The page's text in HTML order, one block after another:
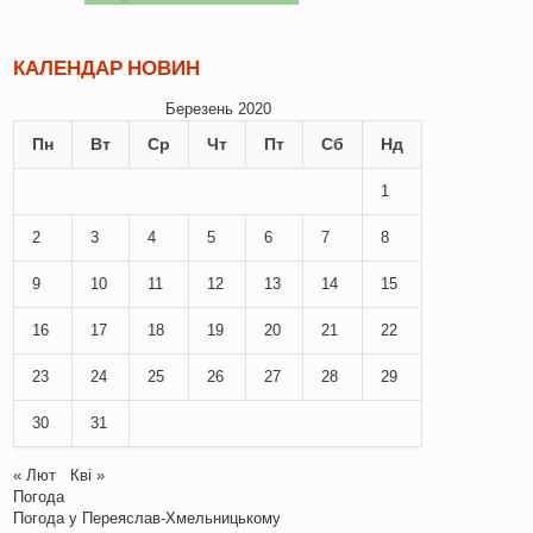
КАЛЕНДАР НОВИН
Березень 2020
Пн Вт Ср Чт Пт Сб Нд
1
2 3 4 5 6 7 8
9 10 11 12 13 14 15
16 17 18 19 20 21 22
23 24 25 26 27 28 29
30 31
« Лют
Кві »
Погода
Погода у Переяслав-Хмельницькому